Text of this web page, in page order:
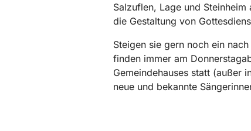
Salzuflen, Lage und
die Gestaltung von
Steigen sie gern noch ein
finden immer am
Gemeindehauses statt (außer
neue und bekannte